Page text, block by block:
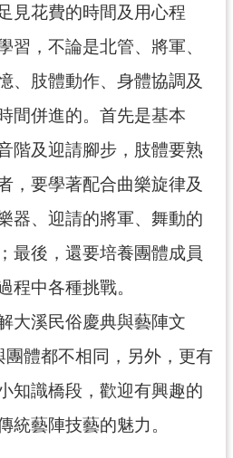
見花費的時間及用心程
習，不論是北管、將軍、
、肢體動作、身體協調及
間併進的。首先是基本
階及迎請腳步，肢體要熟
，要學著配合曲樂旋律及
器、迎請的將軍、舞動的
最後，還要培養團體成員
程中各種挑戰。
大溪民俗慶典與藝陣文
體都不相同，另外，更有
知識橋段，歡迎有興趣的
統藝陣技藝的魅力。